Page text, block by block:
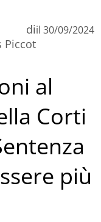
di
Piccot
il 30/09/2024
al
Corti
più